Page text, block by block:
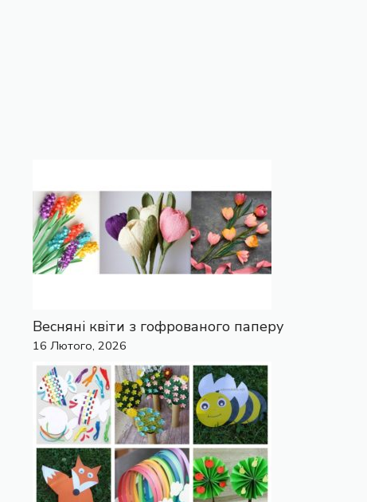
Весняні квіти з гофрованого паперу
16 Лютого, 2026